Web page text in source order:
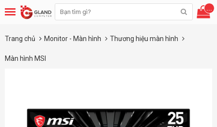
...
Trang chủ Monitor - Màn hình Thương hiệu màn hình
Màn hình MSI